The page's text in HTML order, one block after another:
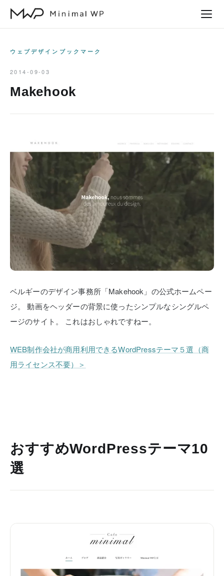
ウェブデザインブックマーク
2014-09-03
Makehook
ベルギーのデザイン事務所「Makehook」の公式ホームペー
ジ。
動画をヘッダーの背景に使ったシンプルなシングルペ
ージのサイト。
これはおしゃれですねー。
WEB制作会社が商用利用できるWordPressテーマ５選（商
用ライセンス不要）＞
おすすめWordPressテーマ10
選